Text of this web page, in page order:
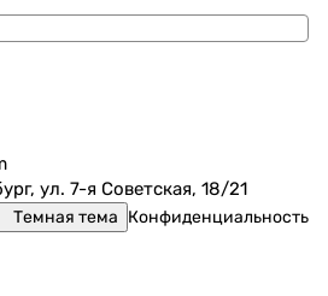
ул. 7-я Советская, 18/21
Темная тема Конфиденциальность